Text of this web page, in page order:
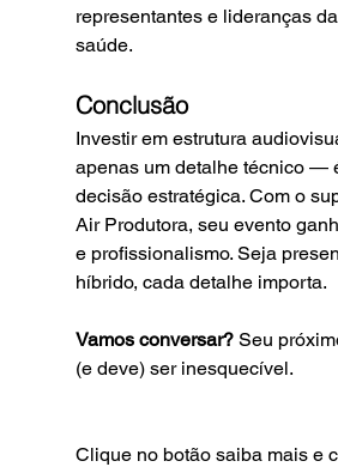
representantes e lideranças
saúde.
Conclusão
Investir em estrutura
apenas um detalhe técnico —
decisão estratégica. Com o
Air Produtora, seu evento
e profissionalismo. Seja
híbrido, cada detalhe importa.
Vamos conversar? Seu
(e deve) ser inesquecível.
Clique no botão saiba mais e